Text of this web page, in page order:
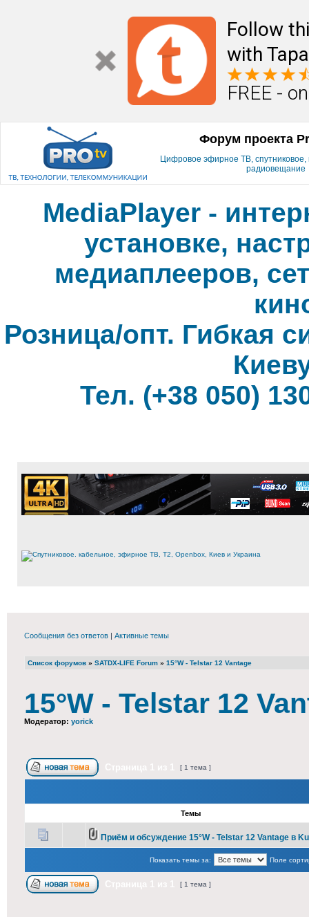
Follow
with
FREE -
Форум проекта
Цифровое эфирное ТВ, спутниковое,
радиовещание
MediaPlayer -
установке,
медиаплееров,
Розница/опт. Гибкая
Тел. (+38 050)
Сообщения без ответов | Активные темы
Список форумов » SATDX-LIFE Forum » 15°W - Telstar 12 Vantage
15°W - Telstar 12
Модератор: yorick
[ 1 тема ]
Темы
Приём и обсуждение 15°W - Telstar 12 Vantage в
Показать темы за: Поле
[ 1 тема ]